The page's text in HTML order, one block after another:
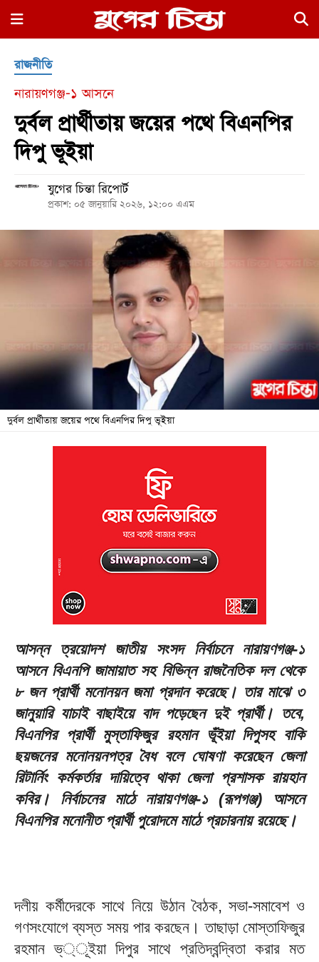
×
রাজনীতি
নগর
জনদুর্ভোগ
বিশেষ
শিক্ষা
রাজনীতি
নারায়ণগঞ্জ-১ আসনে
দুর্বল প্রার্থীতায় জয়ের পথে বিএনপির
দিপু ভূইয়া
যুগের চিন্তা রিপোর্ট
প্রকাশ: ০৫ জানুয়ারি ২০২৬, ১২:০০ এএম
দুর্বল প্রার্থীতায় জয়ের পথে বিএনপির দিপু ভূইয়া
আসন্ন ত্রয়োদশ জাতীয় সংসদ নির্বাচনে নারায়ণগঞ্জ-১
আসনে বিএনপি জামায়াত সহ বিভিন্ন রাজনৈতিক দল থেকে
৮ জন প্রার্থী মনোনয়ন জমা প্রদান করেছে। তার মাঝে ৩
জানুয়ারি যাচাই বাছাইয়ে বাদ পড়েছেন দুই প্রার্থী। তবে,
বিএনপির প্রার্থী মুস্তাফিজুর রহমান ভূঁইয়া দিপুসহ বাকি
ছয়জনের মনোনয়নপত্র বৈধ বলে ঘোষণা করেছেন জেলা
রিটার্নিং কর্মকর্তার দায়িত্বে থাকা জেলা প্রশাসক রায়হান
কবির। নির্বাচনের মাঠে নারায়ণগঞ্জ-১ (রূপগঞ্জ) আসনে
বিএনপির মনোনীত প্রার্থী পুরোদমে মাঠে প্রচারনায় রয়েছে।
দলীয় কর্মীদেরকে সাথে নিয়ে উঠান বৈঠক, সভা-সমাবেশ ও
গণসংযোগে ব্যস্ত সময় পার করছেন। তাছাড়া মোস্তাফিজুর
রহমান ভ্্ূইয়া দিপুর সাথে প্রতিদ্বন্দ্বিতা করার মত